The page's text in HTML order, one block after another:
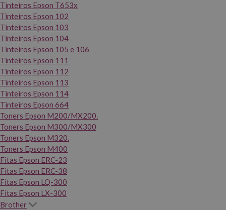
Tinteiros Epson T653x
Tinteiros Epson 102
Tinteiros Epson 103
Tinteiros Epson 104
Tinteiros Epson 105 e 106
Tinteiros Epson 111
Tinteiros Epson 112
Tinteiros Epson 113
Tinteiros Epson 114
Tinteiros Epson 664
Toners Epson M200/MX200.
Toners Epson M300/MX300
Toners Epson M320.
Toners Epson M400
Fitas Epson ERC-23
Fitas Epson ERC-38
Fitas Epson LQ-300
Fitas Epson LX-300
Brother